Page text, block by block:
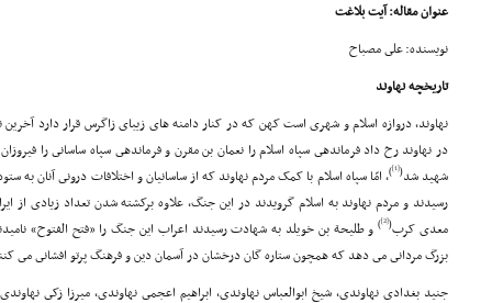
عنوان مقاله: آیت بلاغت
نویسنده: على مصباح
تاریخچه نهاوند
در نهاوند رخ داد فرماندهى سپاه اسلام را نعمان بن مقرن و فرماندهى سپاه ساسانى را
شهید شد(
[1]
)، امّا سپاه اسلام با کمک مردم نهاوند که از ساسانیان و اختلافات درونى آنان به
رسیدند و مردم نهاوند به اسلام گرویدند در این جنگ، علاوه برکشته شدن تعداد زیادى از
معدى کرب(
[2]
)و طلیحة بن خویلد به شهادت رسیدند اعراب این جنگ را «فتح الفتوح»
بزرگ مردانى مى دهد که همچون ستاره گان درخشان در آسمان دین و فرهنگ پرتو افشانى مى
جنید بغدادى نهاوندى، شیخ ابوالعباس نهاوندى، ابراهیم اعجمى نهاوندى، میرزا زکى